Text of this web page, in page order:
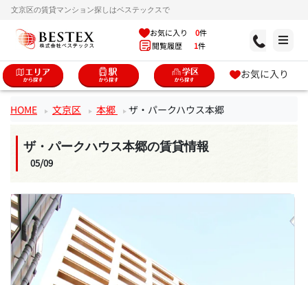
文京区の賃貸マンション探しはベステックスで
お気に入り 0件
閲覧履歴 1件
お気に入り
HOME 文京区 本郷 ザ・パークハウス本郷
ザ・パークハウス本郷の賃貸情報
05/09